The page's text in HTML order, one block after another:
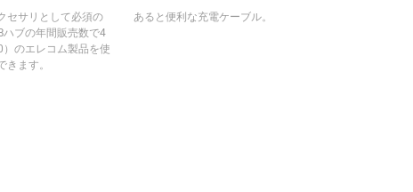
セサリとして必須の
ハブの年間販売数で4
のエレコム製品を使
ます。
あると便利な充電ケーブル。